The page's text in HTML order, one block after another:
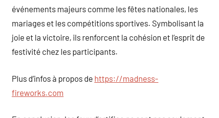
événements majeurs comme les fêtes nationales, les
mariages et les compétitions sportives. Symbolisant la
joie et la victoire, ils renforcent la cohésion et l’esprit de
festivité chez les participants.
Plus d’infos à propos de https://madness-
fireworks.com